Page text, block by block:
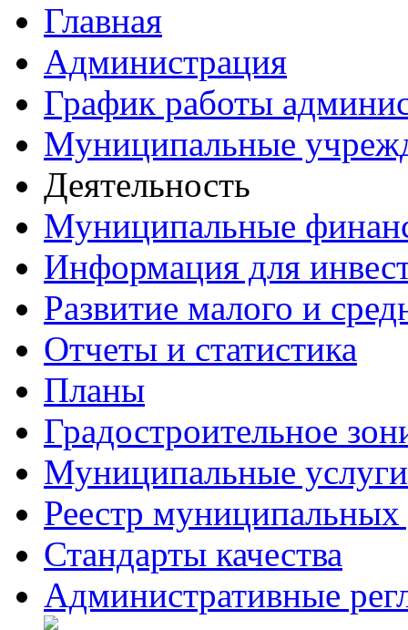
Главная
Администрация
График работы
Муниципальные
Деятельность
Муниципальные
Информация для
Развитие малого и
Отчеты и статистика
Планы
Градостроительное
Муниципальные услуги
Реестр муниципальных
Стандарты качества
Административные